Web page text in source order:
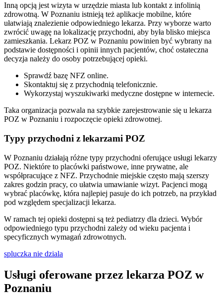
Inną opcją jest wizyta w urzędzie miasta lub kontakt z infolinią
zdrowotną. W Poznaniu istnieją też aplikacje mobilne, które
ułatwiają znalezienie odpowiedniego lekarza. Przy wyborze warto
zwrócić uwagę na lokalizację przychodni, aby była blisko miejsca
zamieszkania. Lekarz POZ w Poznaniu powinien być wybrany na
podstawie dostępności i opinii innych pacjentów, choć ostateczna
decyzja należy do osoby potrzebującej opieki.
Sprawdź bazę NFZ online.
Skontaktuj się z przychodnią telefonicznie.
Wykorzystaj wyszukiwarki medyczne dostępne w internecie.
Taka organizacja pozwala na szybkie zarejestrowanie się u lekarza
POZ w Poznaniu i rozpoczęcie opieki zdrowotnej.
Typy przychodni z lekarzami POZ
W Poznaniu działają różne typy przychodni oferujące usługi lekarzy
POZ. Niektóre to placówki państwowe, inne prywatne, ale
współpracujące z NFZ. Przychodnie miejskie często mają szerszy
zakres godzin pracy, co ułatwia umawianie wizyt. Pacjenci mogą
wybrać placówkę, która najlepiej pasuje do ich potrzeb, na przykład
pod względem specjalizacji lekarza.
W ramach tej opieki dostępni są też pediatrzy dla dzieci. Wybór
odpowiedniego typu przychodni zależy od wieku pacjenta i
specyficznych wymagań zdrowotnych.
spluczka nie dziala
Usługi oferowane przez lekarza POZ w
Poznaniu